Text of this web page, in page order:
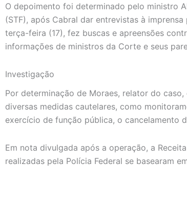
O depoimento foi determinado pelo ministro
(STF), após Cabral dar entrevistas à
terça-feira (17), fez buscas e apreensões
informações de ministros da Corte e seus
Investigação
Por determinação de Moraes, relator do
diversas medidas cautelares, como
exercício de função pública, o cancelamento
Em nota divulgada após a operação, a
realizadas pela Polícia Federal se basearam